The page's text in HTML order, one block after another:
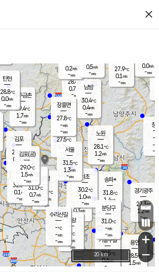
close
양주
28.4℃
0.7
-mm
과천
27.9℃
0.3m/s
- mm
용인
28.5℃
1.5m/s
경기광주
27.3℃
1.2m/s
-mm
파주금촌
29.4℃
1.7m/s
-mm
27.9℃
0.1 m/s
-mm
창
-
-m/
-
탄현
28.8℃
0.0m/s
-mm
0.0m/s
-mm
의왕
- ℃
-m/s
-mm
김포
29.1℃
0.0 m/s
mm
광명
32.2 ℃
1.1 m/s
-mm
부천
32.0℃
0.1 m/s
-mm
구로
31.0℃
0.7m/s
-mm
은평
27.5℃
0.7 m/s
- mm
노원
28.1℃
1.2m/s
-mm
송파*
31.8℃
1.4m/s
-mm
서초
30.2℃
1.0m/s
-mm
남방
30.4℃
0.4m/s
-mm
기흥구갈
29.5℃
0.6m/s
-
수리산길
-℃
-m/s
-mm
분당구
31.0℃
-m/s
-mm
장흥면
27.8℃
-m/s
-mm
0.2m/s
-mm
김포(공)
29.0℃
1.5m/s
-mm
서울
31.5℃
1.3m/s
-mm
0.5m/s
-mm
+
−
20 km